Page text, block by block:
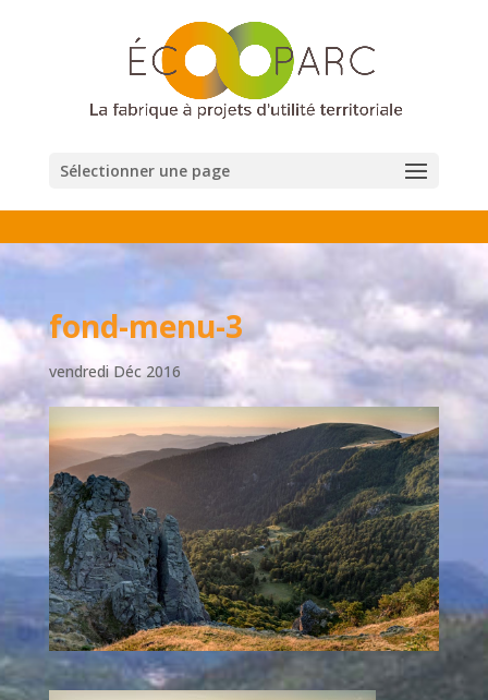
Sélectionner une page
fond-menu-3
vendredi Déc 2016